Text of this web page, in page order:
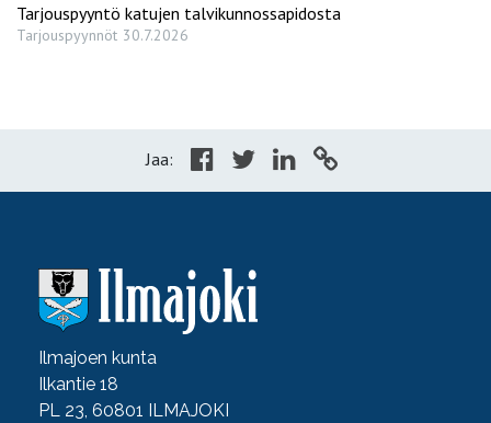
Tarjouspyyntö katujen talvikunnossapidosta
Tarjouspyynnöt 30.7.2026
Jaa:
Ilmajoen kunta
Ilkantie 18
PL 23, 60801 ILMAJOKI